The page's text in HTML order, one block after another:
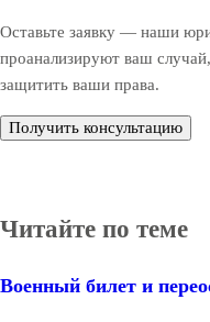
Оставьте заявку — наши
проанализируют ваш
защитить ваши права.
Получить консультацию
Читайте по теме
Военный билет и